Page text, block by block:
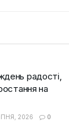
радості,
на
2026 0